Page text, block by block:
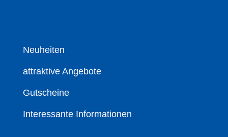
Neuheiten
attraktive Angebote
Gutscheine
Interessante Informationen